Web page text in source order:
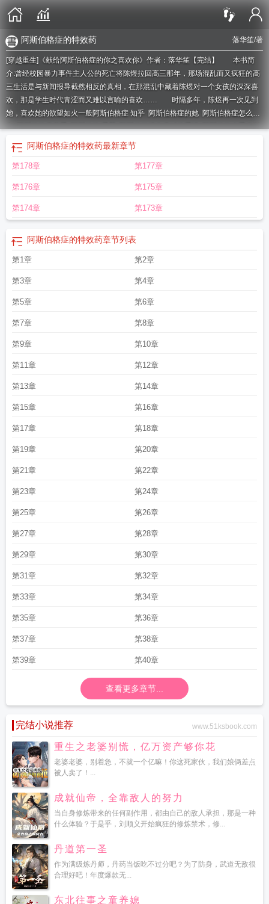
落华笙/著
阿斯伯格症的特效药
[穿越重生]《献给阿斯伯格症的你之喜欢你》作者：落华笙【完结】 本书简
介:曾经校园暴力事件主人公的死亡将陈煜拉回高三那年，那场混乱而又疯狂的高
三生活是与新闻报导截然相反的真相，在那混乱中藏着陈煜对一个女孩的深深喜
欢，那是学生时代青涩而又难以言喻的喜欢…… 时隔多年，陈煜再一次见到
她，喜欢她的欲望如火一般阿斯伯格症 知乎 阿斯伯格症的她 阿斯伯格症怎么
办阿斯伯格症恋爱阿斯伯格 爱哭阿斯伯格综合症对待爱情阿斯伯格会爱上别
关于阿斯伯格综合症的一些鲜为人知的事情
斯伯格症电影
伯格综合症患者想告诉大家的
阿斯伯格让人崩溃
格症候群
阿斯伯格症的天才
吗阿斯伯格症治疗 阿斯伯格症如何治疗阿斯伯格症的表现
吗阿斯伯格综合症阿斯伯格症的人阿斯伯格可以治愈吗阿斯伯格症可以治得
阿斯伯格症的特效药最新章节
第178章 第177章
第176章 第175章
第174章 第173章
阿斯伯格症的特效药章节列表
第1章 第2章
第3章 第4章
第5章 第6章
第7章 第8章
第9章 第10章
第11章 第12章
第13章 第14章
第15章 第16章
第17章 第18章
第19章 第20章
第21章 第22章
第23章 第24章
第25章 第26章
第27章 第28章
第29章 第30章
第31章 第32章
第33章 第34章
第35章 第36章
第37章 第38章
第39章 第40章
查看更多章节...
完结小说推荐 www.51ksbook.com
重生之老婆别慌，亿万资产够你花
老婆老婆，别着急，不就一个亿嘛！你这死家伙，我们娘俩差点
被人卖了！...
成就仙帝，全靠敌人的努力
当自身修炼带来的任何副作用，都由自己的敌人承担，那是一种
什么体验？于是乎，刘顺义开始疯狂的修炼禁术，修...
丹道第一圣
作为满级炼丹师，丹药当饭吃不过分吧？为了防身，武道无敌很
合理好吧！年度爆款无...
东北往事之童养媳